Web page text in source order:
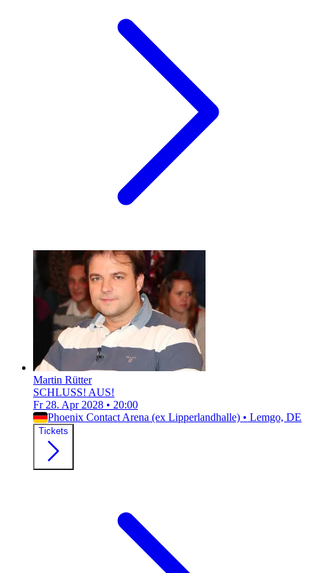
Martin Rütter
SCHLUSS! AUS!
Fr 28. Apr 2028 • 20:00
Phoenix Contact Arena (ex Lipperlandhalle) • Lemgo, DE
Tickets